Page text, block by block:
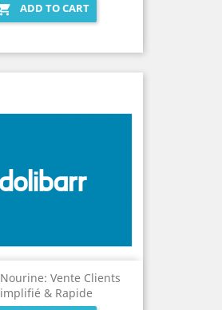
ADD TO CART
Vente Clients
& Rapide